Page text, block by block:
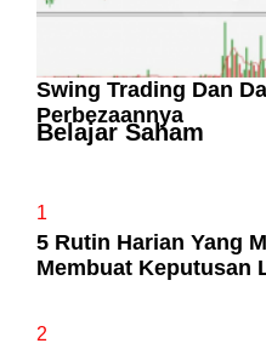
Swing Trading Dan
Perbezaannya
Belajar Saham
1
5 Rutin Harian Yang
Membuat Keputusan
2